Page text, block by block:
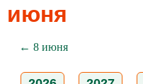
июня
← 8 июня